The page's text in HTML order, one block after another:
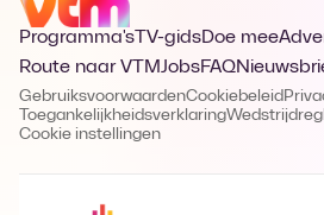
Programma's TV-gidsDoe mee
Route naar VTMJobsFAQ
GebruiksvoorwaardenCookiebeleid
Toegankelijkheidsverklaring
Cookie instellingen